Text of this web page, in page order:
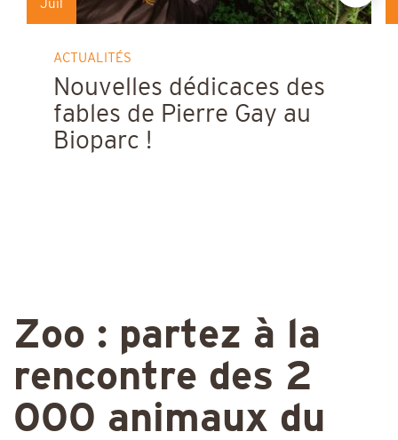
Juil
ACTUALITÉS
Nouvelles dédicaces des
fables de Pierre Gay au
Bioparc !
Zoo : partez à la
rencontre des 2
000 animaux du